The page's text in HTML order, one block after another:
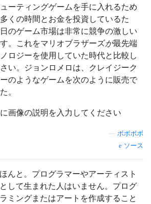
ーティングゲームを手に入れるため
くの時間とお金を投資しているた
のゲーム市場は非常に競争の激しい
。これをマリオブラザーズが最先端
ロジーを使用していた時代と比較し
い。ジョンロメロは、クレイジーク
のようなゲームを次のように販売で
。
ボボボボ
ソース
ほんと。プログラマーやアーティスト
として生まれた人はいません。プログ
ラミングまたはアートを作成すること